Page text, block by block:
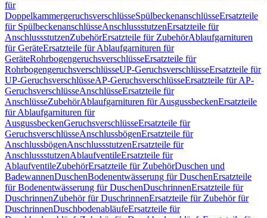
für
DoppelkammergeruchsverschlüsseSpülbeckenanschlüsseErsatzteile
für SpülbeckenanschlüsseAnschlussstutzenErsatzteile für
AnschlussstutzenZubehörErsatzteile für ZubehörAblaufgarnituren
für GeräteErsatzteile für Ablaufgarnituren für
GeräteRohrbogengeruchsverschlüsseErsatzteile für
RohrbogengeruchsverschlüsseUP-GeruchsverschlüsseErsatzteile für
UP-GeruchsverschlüsseAP-GeruchsverschlüsseErsatzteile für AP-
GeruchsverschlüsseAnschlüsseErsatzteile für
AnschlüsseZubehörAblaufgarnituren für AusgussbeckenErsatzteile
für Ablaufgarnituren für
AusgussbeckenGeruchsverschlüsseErsatzteile für
GeruchsverschlüsseAnschlussbögenErsatzteile für
AnschlussbögenAnschlussstutzenErsatzteile für
AnschlussstutzenAblaufventileErsatzteile für
AblaufventileZubehörErsatzteile für ZubehörDuschen und
BadewannenDuschenBodenentwässerung für DuschenErsatzteile
für Bodenentwässerung für DuschenDuschrinnenErsatzteile für
DuschrinnenZubehör für DuschrinnenErsatzteile für Zubehör für
DuschrinnenDuschbodenabläufeErsatzteile für